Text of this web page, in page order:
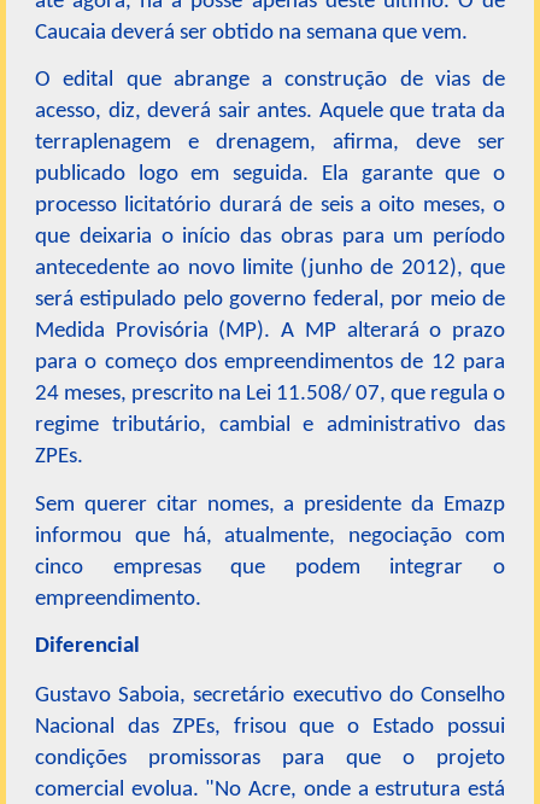
Caucaia deverá ser obtido na semana que vem.
O edital que abrange a construção de vias de
acesso, diz, deverá sair antes. Aquele que trata da
terraplenagem e drenagem, afirma, deve ser
publicado logo em seguida. Ela garante que o
processo licitatório durará de seis a oito meses, o
que deixaria o início das obras para um período
antecedente ao novo limite (junho de 2012), que
será estipulado pelo governo federal, por meio de
Medida Provisória (MP). A MP alterará o prazo
para o começo dos empreendimentos de 12 para
24 meses, prescrito na Lei 11.508/ 07, que regula o
regime tributário, cambial e administrativo das
ZPEs.
Sem querer citar nomes, a presidente da Emazp
informou que há, atualmente, negociação com
cinco empresas que podem integrar o
empreendimento.
Diferencial
Gustavo Saboia, secretário executivo do Conselho
Nacional das ZPEs, frisou que o Estado possui
condições promissoras para que o projeto
comercial evolua. "No Acre, onde a estrutura está